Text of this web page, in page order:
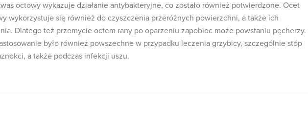
octowy wykazuje działanie antybakteryjne, co zostało również potwierdzone. Ocet
wykorzystuje się również do czyszczenia przeróżnych powierzchni, a także ich
Dlatego też przemycie octem rany po oparzeniu zapobiec może powstaniu pęcherzy.
było również powszechne w przypadku leczenia grzybicy, szczególnie stóp
a także podczas infekcji uszu.